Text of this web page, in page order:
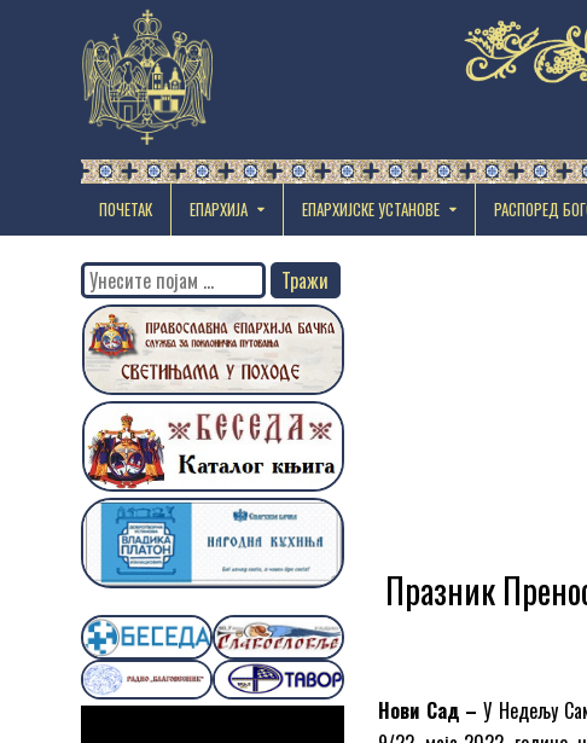
ПОЧЕТАК ЕПАРХИЈА EПАРХИЈСКЕ УСТАНОВЕ РАСПОРЕД
Празник
Нови Сад –У Недељу
Search
for: